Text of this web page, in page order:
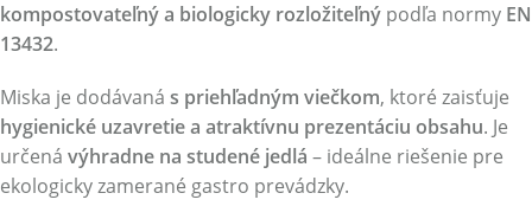
kompostovateľný a biologicky rozložiteľný podľa normy EN
13432.
Miska je dodávaná s priehľadným viečkom, ktoré zaisťuje
hygienické uzavretie a atraktívnu prezentáciu obsahu. Je
určená výhradne na studené jedlá – ideálne riešenie pre
ekologicky zamerané gastro prevádzky.